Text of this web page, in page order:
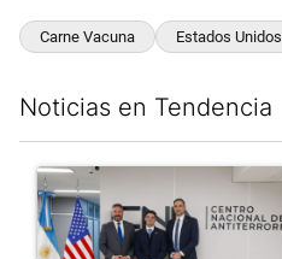
Carne Vacuna Estados Unidos
Noticias en Tendencia
Un artículo de tendencia con